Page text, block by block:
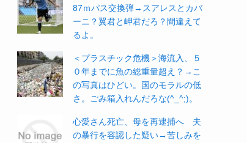
87ｍパス交換弾→スアレスとカバ
ーニ？翼君と岬君だろ？間違えて
るよ。
＜プラスチック危機＞海流入、５
０年までに魚の総重量超え？→こ
の写真はひどい。国のモラルの低
さ。ごみ箱入れんだろな(^_^;)。
心愛さん死亡、母を再逮捕へ 夫
の暴行を容認した疑い→苦しみを